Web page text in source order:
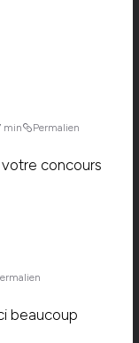
min Permalien
concours
beaucoup